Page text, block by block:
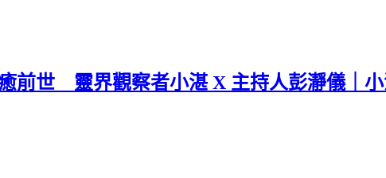
前世 靈界觀察者小湛 X 主持人彭瀞儀｜